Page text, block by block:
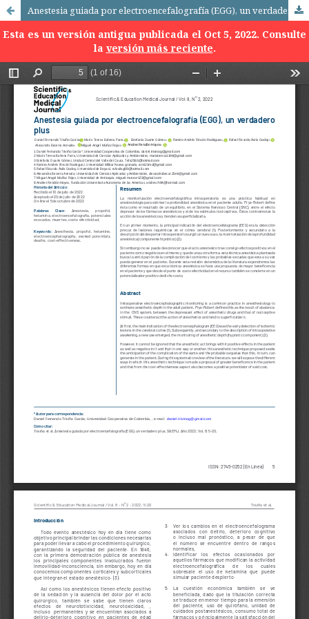
Anestesia guiada por electroencefalografía (EGG), un verdadero plus
Esta es un versión antigua publicada el Oct 5, 2022. Consulte
la versión más reciente.